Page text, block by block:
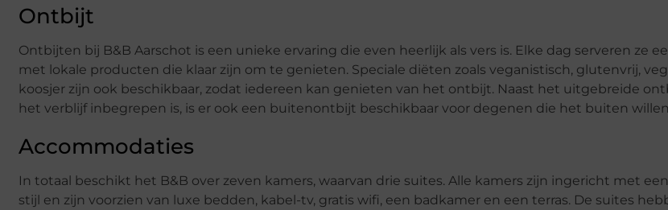
Ontbijt
Ontbijten bij B&B Aarschot is een unieke ervaring die even heerlijk als vers is. Elke dag serveren ze
met lokale producten die klaar zijn om te genieten. Speciale diëten zoals veganistisch, glutenvrij,
koosjer zijn ook beschikbaar, zodat iedereen kan genieten van het ontbijt. Naast het uitgebreide
het verblijf inbegrepen is, is er ook een buitenontbijt beschikbaar voor degenen die het buiten
Accommodaties
In totaal beschikt het B&B over zeven kamers, waarvan drie suites. Alle kamers zijn ingericht met
stijl en zijn voorzien van luxe bedden, kabel-tv, gratis wifi, een badkamer en een terras. De suites